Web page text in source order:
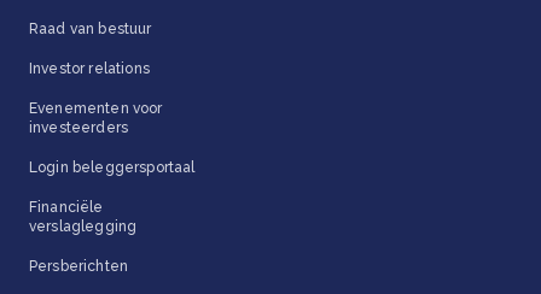
Raad van bestuur
Investor relations
Evenementen voor
investeerders
Login beleggersportaal
Financiële
verslaglegging
Persberichten